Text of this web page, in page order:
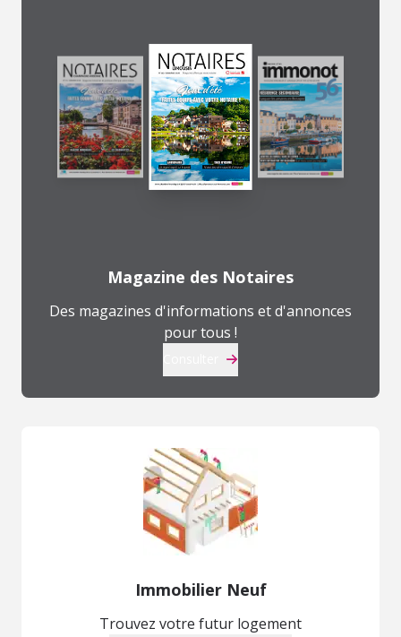
Magazine des Notaires
Des magazines d'informations et d'annonces
pour tous !
Immobilier Neuf
Trouvez votre futur logement